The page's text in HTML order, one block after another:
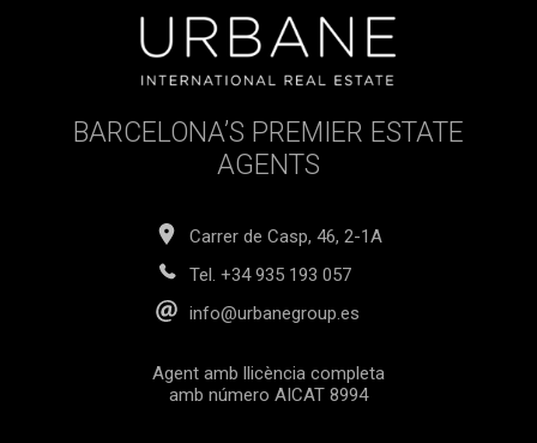
BARCELONA’S PREMIER ESTATE
AGENTS
Carrer de Casp, 46, 2-1A
Tel. +34 935 193 057
info@urbanegroup.es
Agent amb llicència completa
amb número AICAT 8994